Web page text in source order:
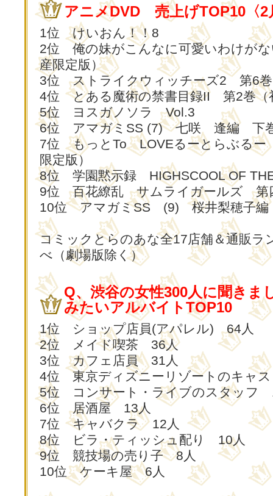
アニメDVD 売上げTOP10〈2
1位 けいおん！！8
2位 俺の妹がこんなに可愛いわけが
産限定版）
3位 ストライクウィッチーズ2 第6巻
4位 とある魔術の禁書目録II 第2巻（
5位 ヨスガノソラ Vol.3
6位 アマガミSS (7) 七咲 逢編 下
7位 もっとTo LOVEるーとらぶるー
限定版）
8位 学園黙示録 HIGHSCOOL OF
9位 百花繚乱 サムライガールズ 第
10位 アマガミSS (9) 桜井梨穂子
コミックとらのあな全17店舗＆通販
べ（劇場版除く）
Q、渋谷の女性300人に聞き
みたいアルバイトTOP10
1位 ショップ店員(アパレル) 64人
2位 メイド喫茶 36人
3位 カフェ店員 31人
4位 東京ディズニーリゾートのキャ
5位 コンサート・ライブのスタッフ
6位 居酒屋 13人
7位 キャバクラ 12人
8位 ビラ・ティッシュ配り 10人
9位 競技場の売り子 8人
10位 ケーキ屋 6人